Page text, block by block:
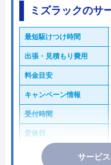
ミズラックのサ
最短駆けつけ時間
出張・見積もり費用
料金目安
キャンペーン情報
受付時間
定休日
サービ